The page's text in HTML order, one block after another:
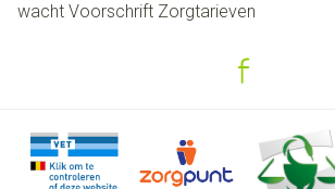
wacht Voorschrift Zorgtarieven